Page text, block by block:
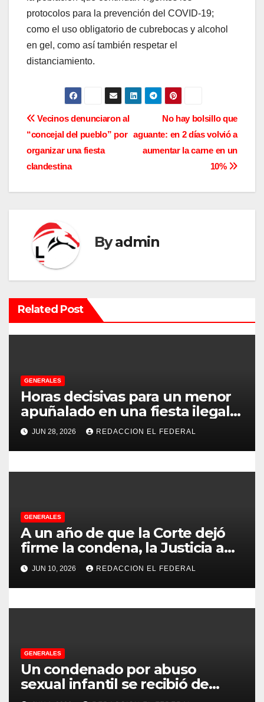
protocolos para la prevención del COVID-19;
como el uso obligatorio de cubrebocas y alcohol
en gel, como así también respetar el
distanciamiento.
N
a
v
e
a
ó
n
e
e
n
a
d
a
s
No hay bolsillo que
aguante: en 2 días volvió a
aumentar la carne en un
10%
Vecinos denunciaron al
“concejal del pueblo” por
organizar una fiesta
clandestina
Byadmin
Related Post
GENERALES
Horas decisivas para un menor
apuñalado en una fiesta ilegal
con más de 500 asistentes en
Chilecito
JUN 28, 2026 REDACCION EL FEDERAL
GENERALES
A un año de que la Corte dejó
firme la condena, la Justicia aún
no pudo decomisarle ni un peso
a CFK
JUN 10, 2026 REDACCION EL FEDERAL
GENERALES
Un condenado por abuso
sexual infantil se recibió de